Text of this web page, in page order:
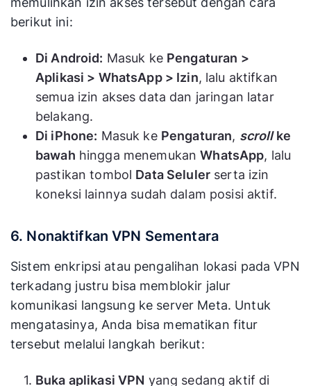
berikut ini:
Di Android: Masuk ke Pengaturan >
Aplikasi > WhatsApp > Izin, lalu aktifkan
semua izin akses data dan jaringan latar
belakang.
Di iPhone: Masuk ke Pengaturan, scrollke
bawah hingga menemukanWhatsApp, lalu
pastikan tombol Data Seluler serta izin
koneksi lainnya sudah dalam posisi aktif.
6. Nonaktifkan VPN Sementara
Sistem enkripsi atau pengalihan lokasi pada VPN
terkadang justru bisa memblokir jalur
komunikasi langsung ke server Meta. Untuk
mengatasinya, Anda bisa mematikan fitur
tersebut melalui langkah berikut:
Buka aplikasi VPN yang sedang aktif di